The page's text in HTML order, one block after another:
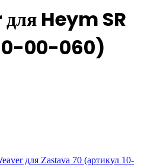
Heym SR
00-060)
для Zastava 70 (артикул 10-